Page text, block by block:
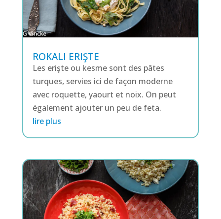
ROKALI ERIŞTE
Les erişte ou kesme sont des pâtes
turques, servies ici de façon moderne
avec roquette, yaourt et noix. On peut
également ajouter un peu de feta.
lire plus